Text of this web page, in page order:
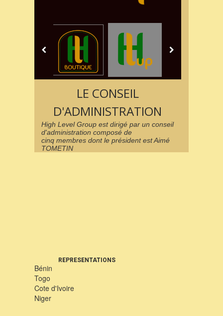
LE CONSEIL
D'ADMINISTRATION
High Level Group est dirigé par un conseil
d'administration composé de
cinq membres dont le président est Aimé
TOMETIN
REPRESENTATIONS
Bénin
Togo
Cote d'Ivoire
Niger